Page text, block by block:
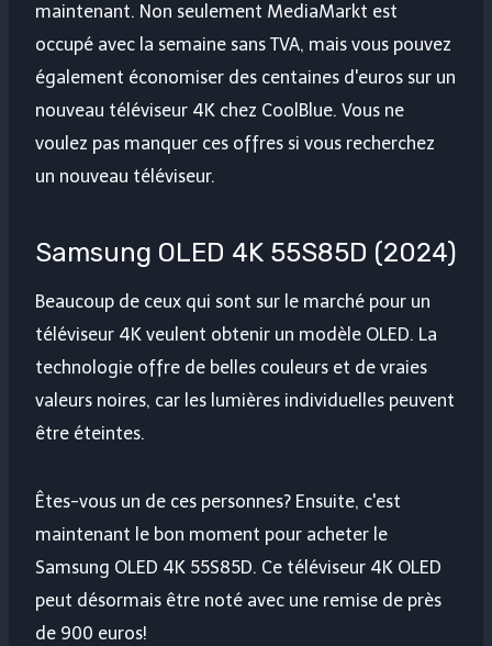
maintenant. Non seulement MediaMarkt est
occupé avec la semaine sans TVA, mais vous pouvez
également économiser des centaines d'euros sur un
nouveau téléviseur 4K chez CoolBlue. Vous ne
voulez pas manquer ces offres si vous recherchez
un nouveau téléviseur.
Samsung OLED 4K 55S85D (2024)
Beaucoup de ceux qui sont sur le marché pour un
téléviseur 4K veulent obtenir un modèle OLED. La
technologie offre de belles couleurs et de vraies
valeurs noires, car les lumières individuelles peuvent
être éteintes.
Êtes-vous un de ces personnes? Ensuite, c'est
maintenant le bon moment pour acheter le
Samsung OLED 4K 55S85D. Ce téléviseur 4K OLED
peut désormais être noté avec une remise de près
de 900 euros!